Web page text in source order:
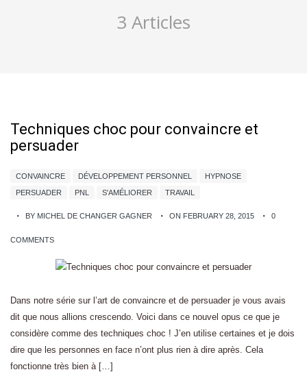
3 Articles
Techniques choc pour convaincre et
persuader
CONVAINCRE DÉVELOPPEMENT PERSONNEL
HYPNOSE
PERSUADER
PNL S'AMÉLIORER TRAVAIL
BY MICHEL DE CHANGER GAGNER ON FEBRUARY 28, 2015 0
COMMENTS
Dans notre série sur l’art de convaincre et de persuader je vous avais
dit que nous allions crescendo. Voici dans ce nouvel opus ce que je
considère comme des techniques choc ! J’en utilise certaines et je dois
dire que les personnes en face n’ont plus rien à dire après. Cela
fonctionne très bien à […]